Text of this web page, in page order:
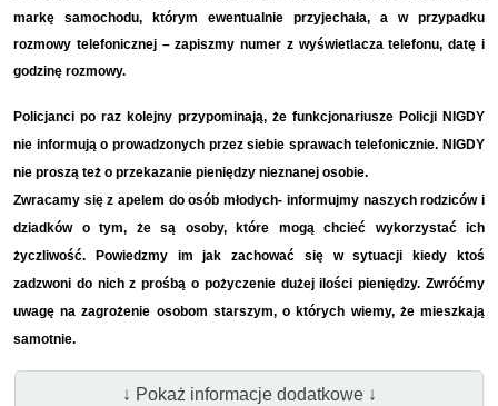
markę samochodu, którym ewentualnie przyjechała, a w przypadku
rozmowy telefonicznej – zapiszmy numer z wyświetlacza telefonu, datę i
godzinę rozmowy.
Policjanci po raz kolejny przypominają, że funkcjonariusze Policji NIGDY
nie informują o prowadzonych przez siebie sprawach telefonicznie. NIGDY
nie proszą też o przekazanie pieniędzy nieznanej osobie.
Zwracamy się z apelem do osób młodych- informujmy naszych rodziców i
dziadków o tym, że są osoby, które mogą chcieć wykorzystać ich
życzliwość. Powiedzmy im jak zachować się w sytuacji kiedy ktoś
zadzwoni do nich z prośbą o pożyczenie dużej ilości pieniędzy. Zwróćmy
uwagę na zagrożenie osobom starszym, o których wiemy, że mieszkają
samotnie.
↓ Pokaż informacje dodatkowe ↓